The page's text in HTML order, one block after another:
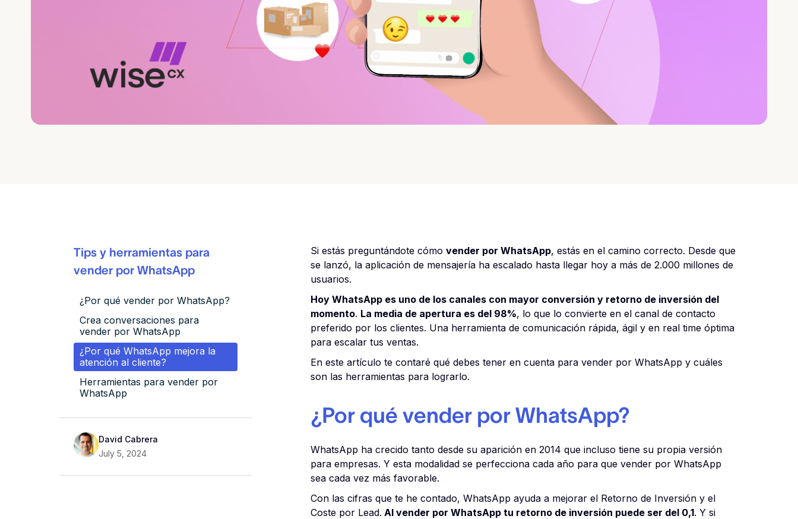
Tips y herramientas para
vender por WhatsApp
¿Por qué vender por WhatsApp?
Crea conversaciones para
vender por WhatsApp
¿Por qué WhatsApp mejora la
atención al cliente?
Herramientas para vender por
WhatsApp
David Cabrera
July 5, 2024
Si estás preguntándote cómo vender por WhatsApp, estás en el camino correcto. Desde que
se lanzó, la aplicación de mensajería ha escalado hasta llegar hoy a más de 2.000 millones de
usuarios.
Hoy WhatsApp es uno de los canales con mayor conversión y retorno de inversión del
momento. La media de apertura es del 98%, lo que lo convierte en el canal de contacto
preferido por los clientes. Una herramienta de comunicación rápida, ágil y en real time óptima
para escalar tus ventas.
En este artículo te contaré qué debes tener en cuenta para vender por WhatsApp y cuáles
son las herramientas para lograrlo.
¿Por qué vender por WhatsApp?
WhatsApp ha crecido tanto desde su aparición en 2014 que incluso tiene su propia versión
para empresas. Y esta modalidad se perfecciona cada año para que vender por WhatsApp
sea cada vez más favorable.
Con las cifras que te he contado, WhatsApp ayuda a mejorar el Retorno de Inversión y el
Coste por Lead. Al vender por WhatsApp tu retorno de inversión puede ser del 0,1. Y si